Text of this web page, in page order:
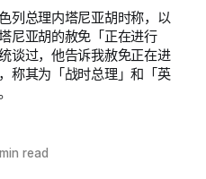
列总理内塔尼亚胡时称，以
尼亚胡的赦免「正在进行
谈过，他告诉我赦免正在进
称其为「战时总理」和「英
read